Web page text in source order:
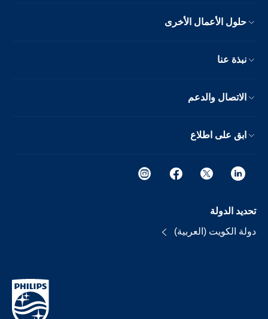
حلول الأعمال الأخرى
نبذة عنا
الاتصال والدعم
ابق على اطلاع
تحديد الدولة
دولة الكويت (العربية)